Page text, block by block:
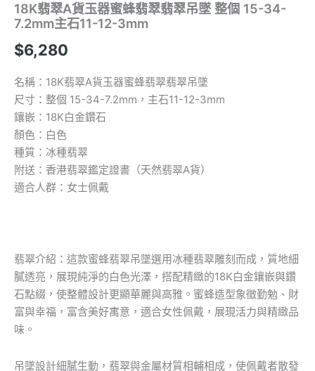
18K翡翠A貨玉器蜜蜂翡翠翡翠吊墜 整個 15-34-
7.2mm主石11-12-3mm
$6,280
名稱：18K翡翠A貨玉器蜜蜂翡翠翡翠吊墜
尺寸：整個 15-34-7.2mm，主石11-12-3mm
鑲嵌：18K白金鑽石
顏色：白色
種質：冰種翡翠
附送：香港翡翠鑑定證書（天然翡翠A貨）
適合人群：女士佩戴
翡翠介紹：這款蜜蜂翡翠吊墜選用冰種翡翠雕刻而成，質地細
膩透亮，展現純淨的白色光澤，搭配精緻的18K白金鑲嵌與鑽
石點綴，使整體設計更顯華麗與高雅。蜜蜂造型象徵勤勉、財
富與幸福，富含美好寓意，適合女性佩戴，展現活力與精緻品
味。
吊墜設計細膩生動，翡翠與金屬材質相輔相成，使佩戴者散發